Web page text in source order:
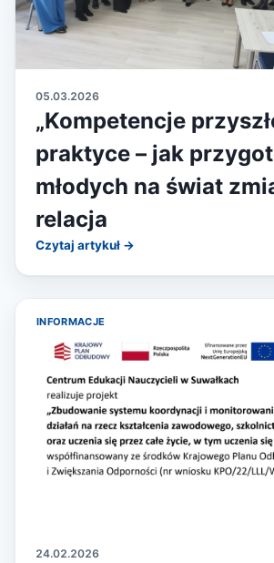
05.03.2026
„Kompetencje
praktyce – jak
młodych na świat
relacja
Czytaj artykuł →
INFORMACJE
24.02.2026